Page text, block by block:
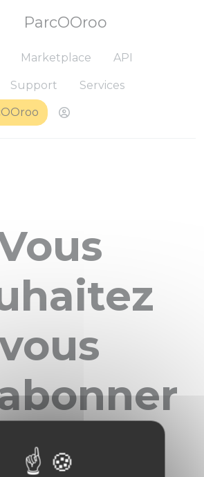
ParcOOroo
Marketplace API
Support Services
Me connecter pour
?